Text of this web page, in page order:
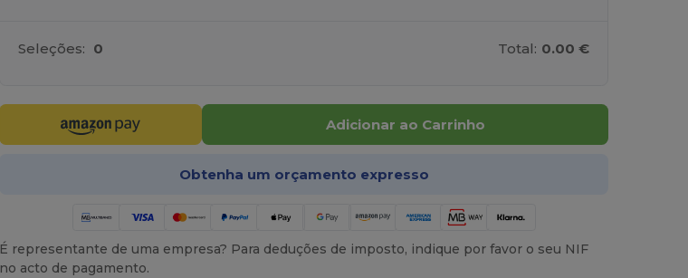
Seleções: 0 Total: 0.00 €
Adicionar ao Carrinho
Obtenha um orçamento expresso
É representante de uma empresa? Para deduções de imposto, indique por favor o seu NIF
no acto de pagamento.